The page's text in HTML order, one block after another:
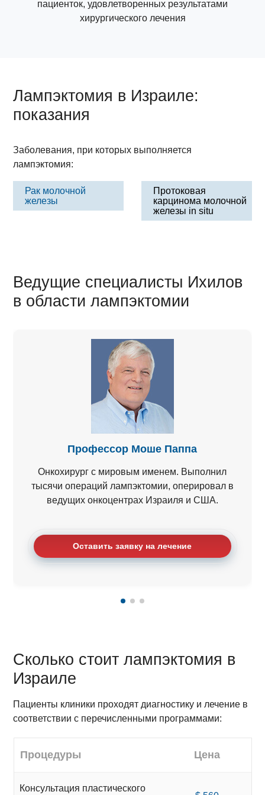
пациенток, удовлетворенных результатами
хирургического лечения
Лампэктомия в Израиле:
показания
Заболевания, при которых выполняется
лампэктомия:
Рак молочной
железы
Протоковая
карцинома молочной
железы in situ
Ведущие специалисты Ихилов
в области лампэктомии
Профессор Моше Паппа
Онкохирург с мировым именем. Выполнил
тысячи операций лампэктомии, оперировал в
ведущих онкоцентрах Израиля и США.
Оставить заявку на лечение
Сколько стоит лампэктомия в
Израиле
Пациенты клиники проходят диагностику и лечение в
соответствии с перечисленными программами:
Процедуры Цена
Консультация пластического